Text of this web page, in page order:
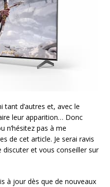
tant d’autres et, avec le
leur apparition… Donc
n’hésitez pas à me
de cet article. Je serai ravis
et vous conseiller sur
à jour dès que de nouveaux